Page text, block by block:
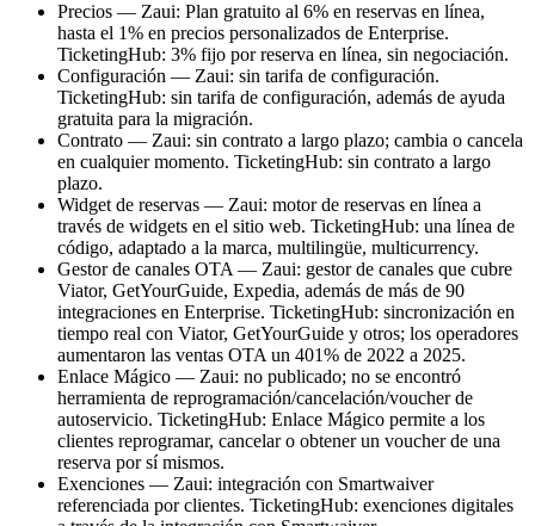
Precios — Zaui: Plan gratuito al 6% en reservas en línea,
hasta el 1% en precios personalizados de Enterprise.
TicketingHub: 3% fijo por reserva en línea, sin negociación.
Configuración — Zaui: sin tarifa de configuración.
TicketingHub: sin tarifa de configuración, además de ayuda
gratuita para la migración.
Contrato — Zaui: sin contrato a largo plazo; cambia o cancela
en cualquier momento. TicketingHub: sin contrato a largo
plazo.
Widget de reservas — Zaui: motor de reservas en línea a
través de widgets en el sitio web. TicketingHub: una línea de
código, adaptado a la marca, multilingüe, multicurrency.
Gestor de canales OTA — Zaui: gestor de canales que cubre
Viator, GetYourGuide, Expedia, además de más de 90
integraciones en Enterprise. TicketingHub: sincronización en
tiempo real con Viator, GetYourGuide y otros; los operadores
aumentaron las ventas OTA un 401% de 2022 a 2025.
Enlace Mágico — Zaui: no publicado; no se encontró
herramienta de reprogramación/cancelación/voucher de
autoservicio. TicketingHub: Enlace Mágico permite a los
clientes reprogramar, cancelar o obtener un voucher de una
reserva por sí mismos.
Exenciones — Zaui: integración con Smartwaiver
referenciada por clientes. TicketingHub: exenciones digitales